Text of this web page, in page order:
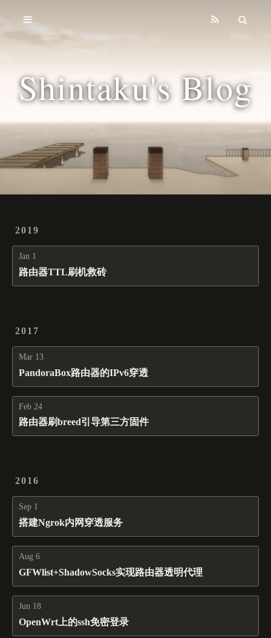
Shintaku's Blog
2019
Jan 1
路由器TTL刷机救砖
2017
Mar 13
PandoraBox路由器的IPv6穿透
Feb 24
路由器刷breed引导第三方固件
2016
Sep 1
搭建Ngrok内网穿透服务
Aug 6
GFWlist+ShadowSocks实现路由器透明代理
Jun 18
OpenWrt上的ssh免密登录
Home
Archives